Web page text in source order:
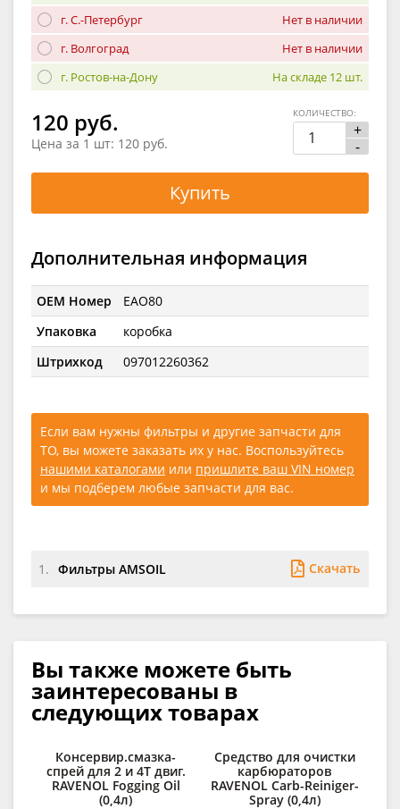
г. С.-Петербург
Нет в наличии
г. Волгоград
Нет в наличии
г. Ростов-на-Дону
На складе 12 шт.
120 руб.
Цена за 1 шт: 120 руб.
+
-
КОЛИЧЕСТВО:
Купить
Дополнительная информация
OEM Номер
EAO80
Упаковка
коробка
Штрихкод
097012260362
Если вам нужны фильтры и другие запчасти для
ТО, вы можете заказать их у нас. Воспользуйтесь
нашими каталогами или пришлите ваш VIN номер
и мы подберем любые запчасти для вас.
1. Фильтры AMSOIL Скачать
Вы также можете быть
заинтересованы в
следующих товарах
Консервир.смазка-
спрей для 2 и 4Т двиг.
RAVENOL Fogging Oil
(0,4л)
Средство для очистки
карбюраторов
RAVENOL Carb-Reiniger-
Spray (0,4л)